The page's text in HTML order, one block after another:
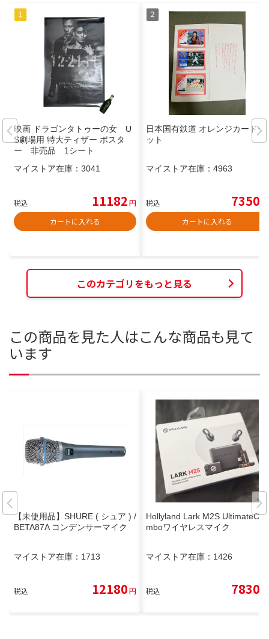
映画 ドラゴンタトゥーの女 U
S劇場用 特大ティザー ポスタ
ー 非売品 1シート
マイストア在庫： 3041
税込 11182円
カートに入れる
日本国有鉄道 オレンジカードセ
ット
マイストア在庫： 4963
税込 7350
カートに入れる
このカテゴリをもっと見る
この商品を見た人はこんな商品も見て
います
【未使用品】SHURE ( シュア ) /
BETA87A コンデンサーマイク
マイストア在庫： 1713
税込 12180円
Hollyland Lark M2S UltimateCo
mboワイヤレスマイク
マイストア在庫： 1426
税込 7830